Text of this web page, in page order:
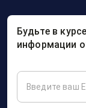
Будьте в
информации